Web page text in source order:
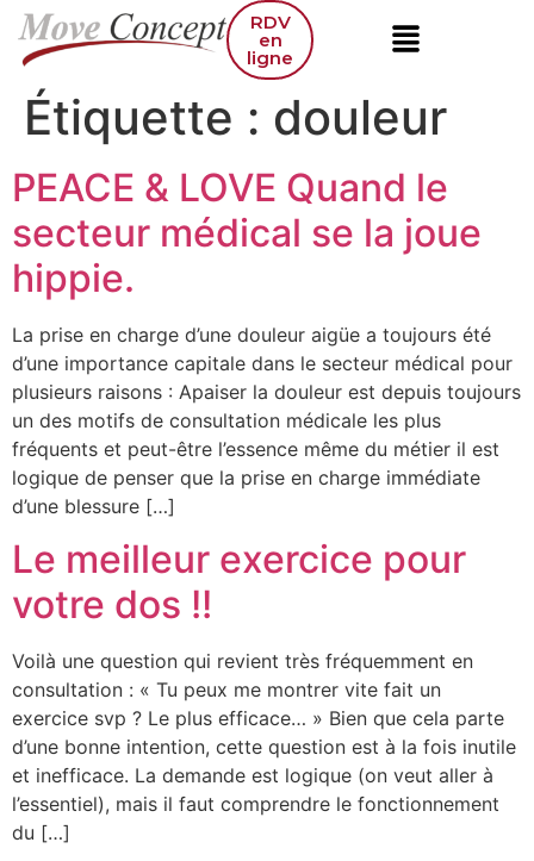
RDV
en
ligne
Étiquette : douleur
PEACE & LOVE Quand le
secteur médical se la joue
hippie.
La prise en charge d’une douleur aigüe a toujours été
d’une importance capitale dans le secteur médical pour
plusieurs raisons : Apaiser la douleur est depuis toujours
un des motifs de consultation médicale les plus
fréquents et peut-être l’essence même du métier il est
logique de penser que la prise en charge immédiate
d’une blessure […]
Le meilleur exercice pour
votre dos !!
Voilà une question qui revient très fréquemment en
consultation : « Tu peux me montrer vite fait un
exercice svp ? Le plus efficace… » Bien que cela parte
d’une bonne intention, cette question est à la fois inutile
et inefficace. La demande est logique (on veut aller à
l’essentiel), mais il faut comprendre le fonctionnement
du […]